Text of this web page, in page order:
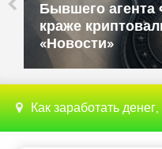
Бюджетные ТВ-
смартфоны и
«Новости»
Как заработать денег, не